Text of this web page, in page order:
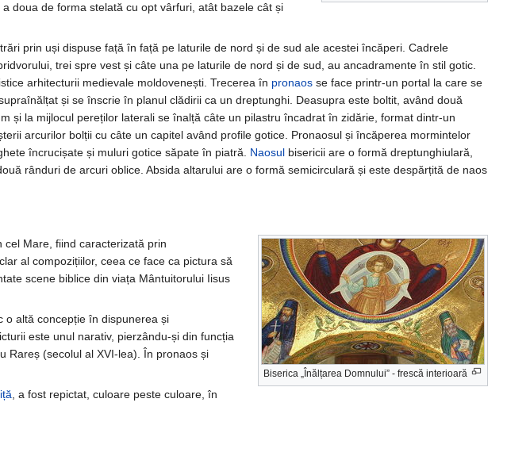
doua de forma stelată cu opt vârfuri, atât bazele cât și
prin uși dispuse față în față pe laturile de nord și de sud ale acestei încăperi. Cadrele
trei spre vest și câte una pe laturile de nord și de sud, au ancadramente în stil gotic.
arhitecturii medievale moldovenești. Trecerea în pronaos se face printr-un portal la care se
și se înscrie în planul clădirii ca un dreptunghi. Deasupra este boltit, având două
și la mijlocul pereților laterali se înalță câte un pilastru încadrat în zidărie, format dintr-un
arcurilor bolții cu câte un capitel având profile gotice. Pronaosul și încăperea mormintelor
încrucișate și muluri gotice săpate în piatră. Naosul bisericii are o formă dreptunghiulară,
rânduri de arcuri oblice. Absida altarului are o formă semicirculară și este despărțită de naos
Biserica „Înălțarea Domnului” - frescă interioară
Mare, fiind caracterizată prin
al compozițiilor, ceea ce face ca pictura să
scene biblice din viața Mântuitorului Iisus
o altă concepție în dispunerea și
este unul narativ, pierzându-și din funcția
Rareș (secolul al XVI-lea). În pronaos și
, a fost repictat, culoare peste culoare, în